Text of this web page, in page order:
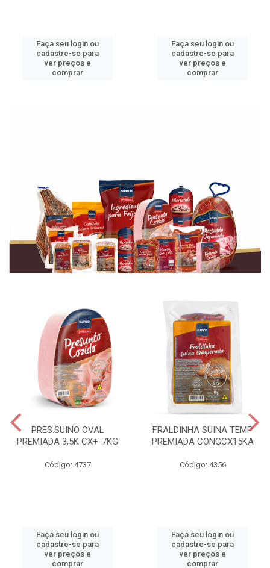
Faça seu login ou
cadastre-se para
ver preços e
comprar
Faça seu login ou
cadastre-se para
ver preços e
comprar
PRES.SUINO OVAL
PREMIADA 3,5K CX+-7KG
Código: 4737
Faça seu login ou
cadastre-se para
ver preços e
comprar
FRALDINHA SUINA TEMP
PREMIADA CONGCX15KA
Código: 4356
Faça seu login ou
cadastre-se para
ver preços e
comprar